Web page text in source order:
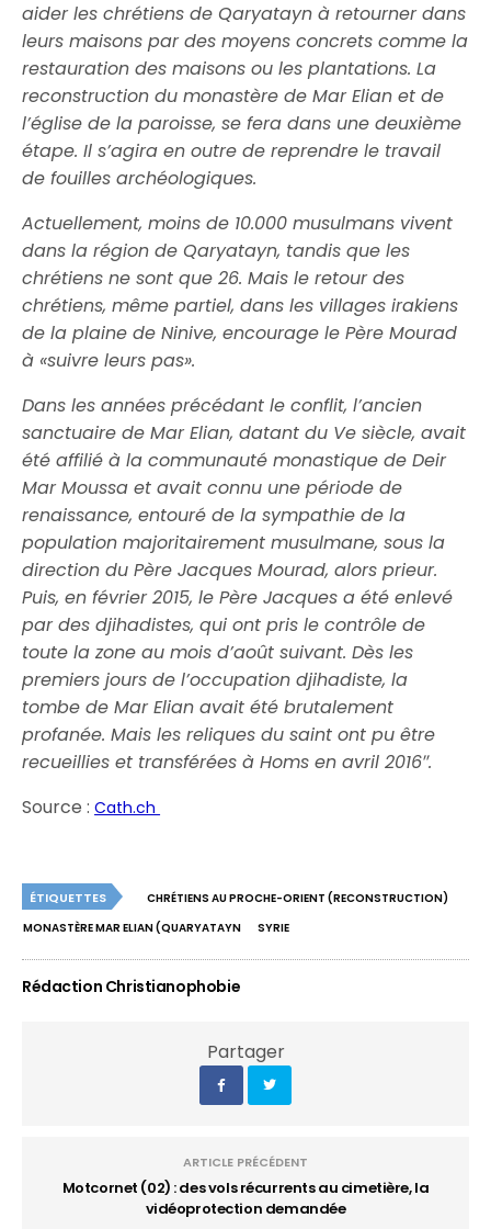
aider les chrétiens de Qaryatayn à retourner dans
leurs maisons par des moyens concrets comme la
restauration des maisons ou les plantations. La
reconstruction du monastère de Mar Elian et de
l’église de la paroisse, se fera dans une deuxième
étape. Il s’agira en outre de reprendre le travail
de fouilles archéologiques.
Actuellement, moins de 10.000 musulmans vivent
dans la région de Qaryatayn, tandis que les
chrétiens ne sont que 26. Mais le retour des
chrétiens, même partiel, dans les villages irakiens
de la plaine de Ninive, encourage le Père Mourad
à «suivre leurs pas».
Dans les années précédant le conflit, l’ancien
sanctuaire de Mar Elian, datant du Ve siècle, avait
été affilié à la communauté monastique de Deir
Mar Moussa et avait connu une période de
renaissance, entouré de la sympathie de la
population majoritairement musulmane, sous la
direction du Père Jacques Mourad, alors prieur.
Puis, en février 2015, le Père Jacques a été enlevé
par des djihadistes, qui ont pris le contrôle de
toute la zone au mois d’août suivant. Dès les
premiers jours de l’occupation djihadiste, la
tombe de Mar Elian avait été brutalement
profanée. Mais les reliques du saint ont pu être
recueillies et transférées à Homs en avril 2016″.
Source :Cath.ch
ÉTIQUETTES
CHRÉTIENS AU PROCHE-ORIENT (RECONSTRUCTION)
MONASTÈRE MAR ELIAN (QUARYATAYN
SYRIE
Rédaction Christianophobie
Partager
ARTICLE PRÉCÉDENT
Motcornet (02) : des vols récurrents au cimetière, la
vidéoprotection demandée